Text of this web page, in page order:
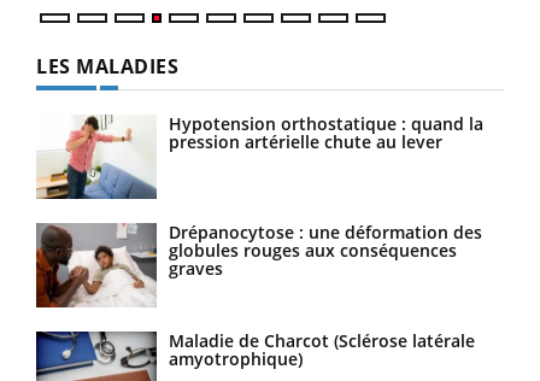
LES MALADIES
Hypotension orthostatique : quand la
pression artérielle chute au lever
Drépanocytose : une déformation des
globules rouges aux conséquences
graves
Maladie de Charcot (Sclérose latérale
amyotrophique)